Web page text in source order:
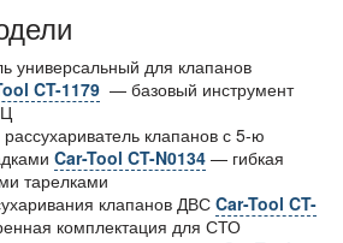
универсальный для клапанов
CT-1179 — базовый инструмент
клапанов с 5-ю
Car-Tool CT-N0134 — гибкая
тарелками
клапанов ДВС Car-Tool CT-
комплектация для СТО